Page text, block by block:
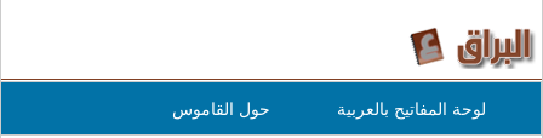
لوحة المفاتيح بالعربية حول القاموس